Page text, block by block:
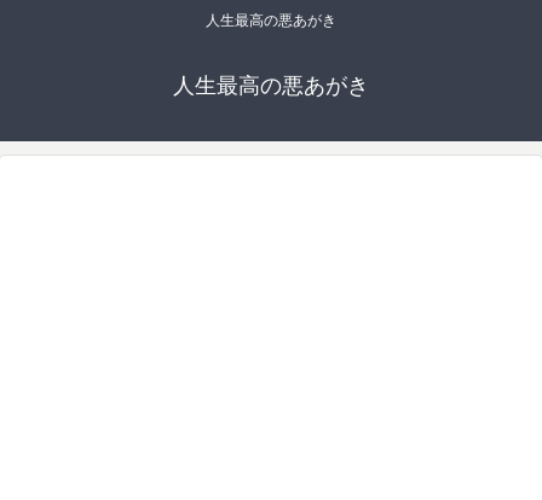
人生最高の悪あがき
人生最高の悪あがき